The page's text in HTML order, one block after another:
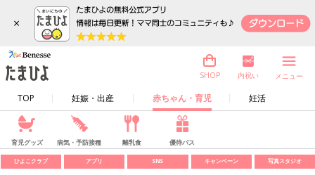
×
TOP 妊娠・出産 赤ちゃん・育児 妊活
SHOP 内祝い メニュー
育児グッズ 病気・予防接種 離乳食 優待パス
ひよこクラブ アプリ SNS キャンペーン 写真スタジオ